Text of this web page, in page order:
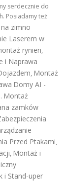
serdecznie do
Posiadamy też
zimno
Laserem w
rynien,
i Naprawa
, Montaż
Domy AI -
. Montaż
zamków
Przed Ptakami,
, Montaż i
i Stand-uper